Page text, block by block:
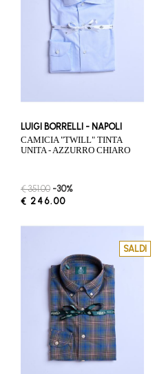
LUIGI BORRELLI - NAPOLI
CAMICIA "TWILL" TINTA
UNITA - AZZURRO CHIARO
€ 351.00 -30%
€ 246.00
SALDI